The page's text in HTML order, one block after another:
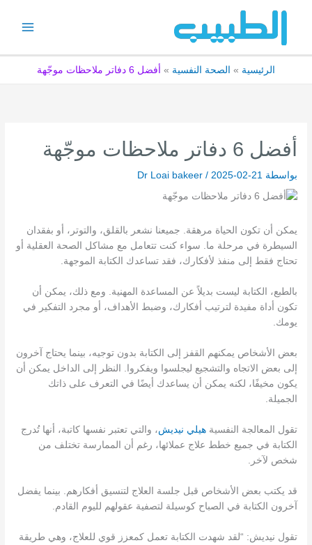
الرئيسية الصحة النفسية أفضل 6 دفاتر ملاحظات موجّهة
أفضل 6 دفاتر ملاحظات موجّهة
بواسطة Dr Loai bakeer / 2025-02-21
يمكن أن تكون الحياة مرهقة. جميعنا نشعر بالقلق، والتوتر، أو بفقدان
السيطرة في مرحلة ما. سواء كنت تتعامل مع مشاكل الصحة العقلية أو
تحتاج فقط إلى منفذ لأفكارك، فقد تساعدك الكتابة الموجهة.
بالطبع، الكتابة ليست بديلاً عن المساعدة المهنية. ومع ذلك، يمكن أن
تكون أداة مفيدة لترتيب أفكارك، وضبط الأهداف، أو مجرد التفكير في
يومك.
بعض الأشخاص يمكنهم القفز إلى الكتابة بدون توجيه، بينما يحتاج آخرون
إلى بعض الاتجاه والتشجيع ليجلسوا ويفكروا. النظر إلى الداخل يمكن أن
يكون مخيفًا، لكنه يمكن أن يساعدك أيضًا في التعرف على ذاتك
الجميلة.
تقول المعالجة النفسيةهيلي نيديش، والتي تعتبر نفسها كاتبة، أنها تُدرج
الكتابة في جميع خطط علاج عملائها، رغم أن الممارسة تختلف من
شخص لآخر.
قد يكتب بعض الأشخاص قبل جلسة العلاج لتنسيق أفكارهم. بينما يفضل
آخرون الكتابة في الصباح كوسيلة لتصفية عقولهم لليوم القادم.
تقول نيديش: “لقد شهدت الكتابة تعمل كمعزز قوي للعلاج، وهي طريقة